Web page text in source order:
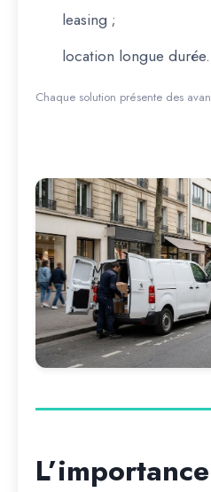
leasing ;
location longue durée.
Chaque solution présente des